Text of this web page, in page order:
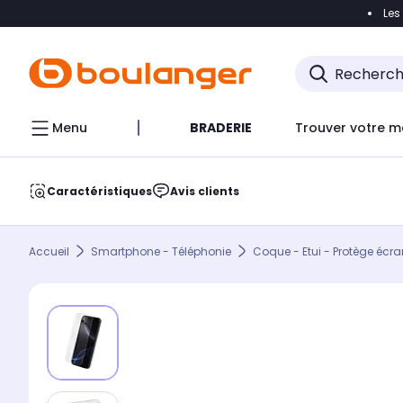
Accéder
Menu BRADERIE Trouver votre
Caractéristiques Avis clients
Accueil Smartphone - Téléphonie Coque - Etui - Protège